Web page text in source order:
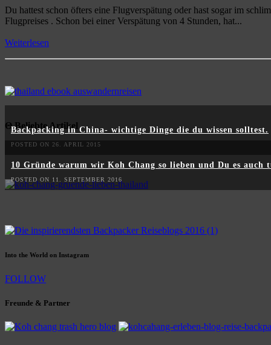
Du hattest schon öfters eine Flugverspätung oder hast sogar im
Flugpreises . Schon bei einer Verspätung von 4 Stunden, hat...
Weiterlesen
Θ Beliebte Artikel
Backpacking in China- wichtige Dinge die du wissen solltest.
POSTED ON 26. APRIL 2015
10 Gründe warum wir Koh Chang so lieben und Du es auch
POSTED ON 11. SEPTEMBER 2016
Into the World on Instagram
FOLLOW
Freunde & Partner